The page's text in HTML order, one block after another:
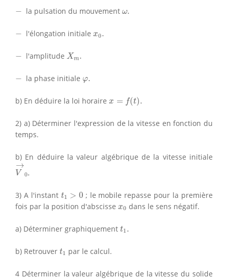
−
− la pulsation du mouvement ω.
ω
−
− l'élongation initiale x0.
x0
−
− l'amplitude Xm.
Xm
−
− la phase initiale φ.
φ
b) En déduire la loi horaire x = f(t).
x ).
2) a) Déterminer l'expression de la vitesse en fonction du
temps.
b) En déduire la valeur algébrique de la vitesse initiale
→
V 0.
V→0
3) A l'instant t1 > 0
t1 > 0 ; le mobile repasse pour la première
fois par la position d'abscisse x0
x0 dans le sens négatif.
a) Déterminer graphiquement t1 .
t
b) Retrouver t1
t par le calcul.
4 Déterminer la valeur algébrique de la vitesse du solide